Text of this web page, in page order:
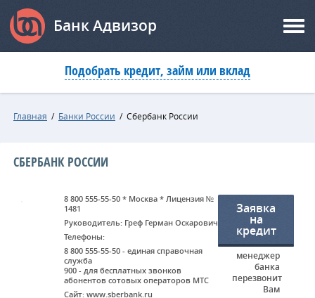
Банк Адвизор
Подобрать кредит, займ или вклад
Главная / Банки России / Сбербанк России
СБЕРБАНК РОССИИ
8 800 555-55-50 * Москва * Лицензия №
1481
Руководитель: Греф Герман Оскарович
Телефоны:
8 800 555-55-50 - единая справочная
служба
900 - для бесплатных звонков
абонентов сотовых операторов МТС
Сайт: www.sberbank.ru
Заявка
на
кредит
менеджер
банка
перезвонит
Вам